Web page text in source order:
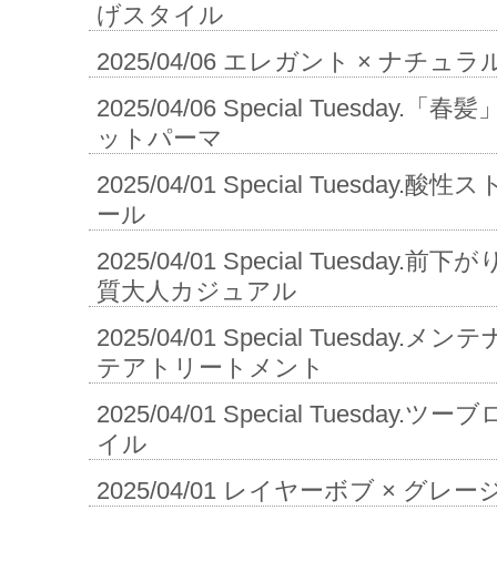
げスタイル
2025/04/06 エレガント × ナチュラ
2025/04/06 Special Tuesday.「春髪
ットパーマ
2025/04/01 Special Tuesday.酸性ス
ール
2025/04/01 Special Tuesday.前下が
質大人カジュアル
2025/04/01 Special Tuesday.メン
テアトリートメント
2025/04/01 Special Tuesday.ツーブ
イル
2025/04/01 レイヤーボブ × グレー